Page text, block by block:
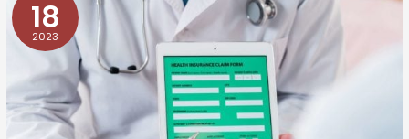
18
2023
diéta
–
Étrendi
ajánlások
magas